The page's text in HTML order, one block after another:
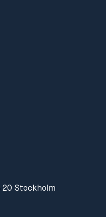
20 Stockholm